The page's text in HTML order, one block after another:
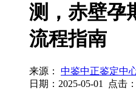
测，赤壁孕
流程指南
来源：
中鉴中正鉴定中
日期：2025-05-01
点击：